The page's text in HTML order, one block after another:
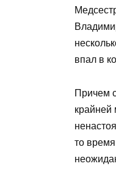
впал в
Причем
крайней
то